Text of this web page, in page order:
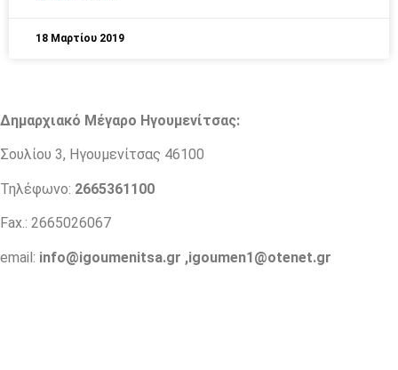
18 Μαρτίου 2019
Δημαρχιακό Μέγαρο Ηγουμενίτσας:
Σουλίου 3, Ηγουμενίτσας 46100
Τηλέφωνο: 2665361100
Fax.: 2665026067
email: info@igoumenitsa.gr ,igoumen1@otenet.gr